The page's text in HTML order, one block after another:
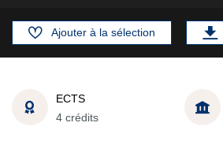
Ajouter à la sélection
ECTS
4 crédits